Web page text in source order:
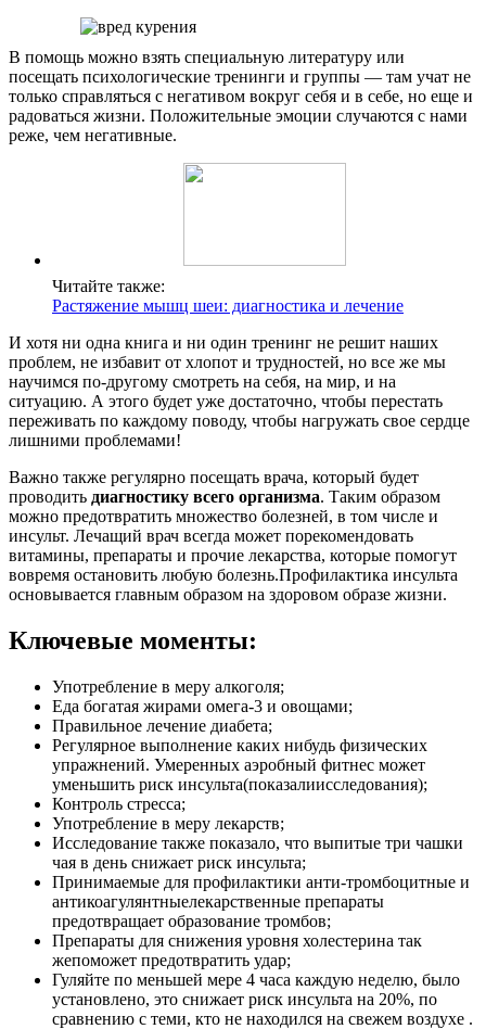
В помощь можно взять специальную литературу или
посещать психологические тренинги и группы — там учат не
только справляться с негативом вокруг себя и в себе, но еще и
радоваться жизни. Положительные эмоции случаются с нами
реже, чем негативные.
Читайте также:
Растяжение мышц шеи: диагностика и лечение
И хотя ни одна книга и ни один тренинг не решит наших
проблем, не избавит от хлопот и трудностей, но все же мы
научимся по-другому смотреть на себя, на мир, и на
ситуацию. А этого будет уже достаточно, чтобы перестать
переживать по каждому поводу, чтобы нагружать свое сердце
лишними проблемами!
Важно также регулярно посещать врача, который будет
проводить диагностику всего организма. Таким образом
можно предотвратить множество болезней, в том числе и
инсульт. Лечащий врач всегда может порекомендовать
витамины, препараты и прочие лекарства, которые помогут
вовремя остановить любую болезнь.Профилактика инсульта
основывается главным образом на здоровом образе жизни.
Ключевые моменты:
Употребление в меру алкоголя;
Еда богатая жирами омега-3 и овощами;
Правильное лечение диабета;
Регулярное выполнение каких нибудь физических
упражнений. Умеренных аэробный фитнес может
уменьшить риск инсульта(показалиисследования);
Контроль стресса;
Употребление в меру лекарств;
Исследование также показало, что выпитые три чашки
чая в день снижает риск инсульта;
Принимаемые для профилактики анти-тромбоцитные и
антикоагулянтныелекарственные препараты
предотвращает образование тромбов;
Препараты для снижения уровня холестерина так
жепоможет предотвратить удар;
Гуляйте по меньшей мере 4 часа каждую неделю, было
установлено, это снижает риск инсульта на 20%, по
сравнению с теми, кто не находился на свежем воздухе .